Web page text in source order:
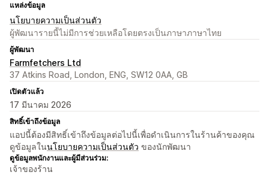
แหล่งข้อมูล
นโยบายความเป็นส่วนตัว
ผู้พัฒนารายนี้ไม่มีการช่วยเหลือโดยตรงเป็นภาษาภาษาไทย
ผู้พัฒนา
Farmfetchers Ltd
37 Atkins Road, London, ENG, SW12 0AA, GB
เปิดตัวแล้ว
17 มีนาคม 2026
สิทธิ์เข้าถึงข้อมูล
แอปนี้ต้องมีสิทธิ์เข้าถึงข้อมูลต่อไปนี้เพื่อดำเนินการในร้านค้าของคุณ
ดูข้อมูลในนโยบายความเป็นส่วนตัว ของนักพัฒนา
ดูข้อมูลพนักงานและผู้มีส่วนร่วม:
เจ้าของร้าน